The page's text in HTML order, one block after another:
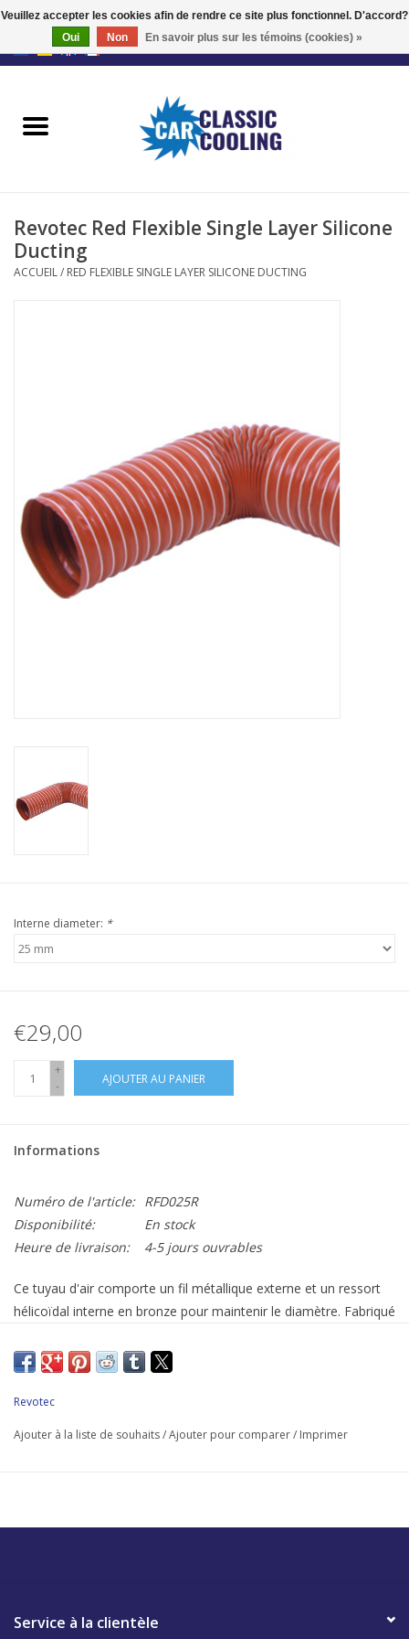
EUR/GBP 0 Articles - €0,00
Kits complets
Le régulateur
Revotec Red Flexible Single Layer Silicone
Ducting
ACCUEIL/ RED FLEXIBLE SINGLE LAYER SILICONE DUCTING
Interne diameter: *
€29,00
+
-
AJOUTER AU PANIER
Informations
Numéro de l'article: RFD025R
Disponibilité:
En stock
Heure de livraison:
4-5 jours ouvrables
Ce tuyau d'air comporte un fil métallique externe et un ressort
hélicoïdal interne en bronze pour maintenir le diamètre. Fabriqué
durable et résistant à l'usure. Tous ces tuyaux d'air sont conçus
est destiné à des températures de fonctionnement : -80 + 310
°C.Donc pour le refroidissement et pour le chauffage dans les
Revotec
Ajouter à la liste de souhaits/Ajouter pour comparer/ Imprimer
Service à la clientèle
Veuillez accepter les cookies afin de rendre ce site plus fonctionnel. D'accord?
Oui
Non En savoir plus sur les témoins (cookies) »